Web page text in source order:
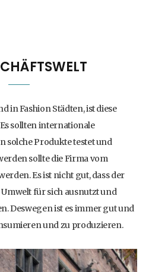
in Fashion Städten, ist diese
sollten internationale
solche Produkte testet und
sollte die Firma vom
Es ist nicht gut, dass der
für sich ausnutzt und
Deswegen ist es immer gut und
und zu produzieren.